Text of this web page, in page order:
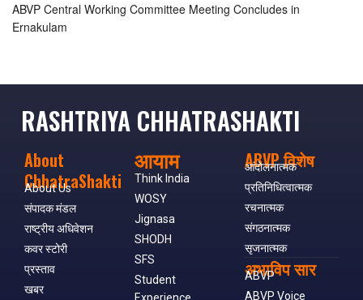
ABVP Central Working Committee Meeting Concludes in
Ernakulam
RASHTRIYA CHHATRASHAKTI
About
ChhatraShakti
About Us
संपादक मंडल
राष्ट्रीय अधिवेशन
कवर स्टोरी
प्रस्ताव
खबर
आयाम
Think India
WOSY
Jignasa
SHODH
SFS
Student
ABVP विशेष
आंदोलनात्मक
प्रतिनिधित्वात्मक
रचनात्मक
संगठनात्मक
सृजनात्मक
अभाविप सार
ABVP
ABVP Voice